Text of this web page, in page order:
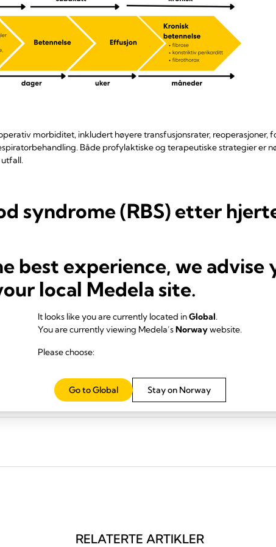
morbiditet, inkludert høyere transfusjonsrater, reoperasjoner,
Både profylaktiske og terapeutiske strategier er
syndrome (RBS) etter
kirurgi er avgjørende for bedre behandlingsresultater. En nyere
på retained blood syndrome (RBS) og tilhørende
for aktiv rensing av drenasjeslanger (ATC-teknologi) og bærbare
konvensjonell drenasje når det gjelder å redusere behovet for RBS-
forekomst av tidlig reoperasjon for blødning, redusert forekomst
av erytrocyttkonsentrat (RBC), samt lavere ressursbruk.
av denne studien, eller
RELATERTE ARTIKLER
best experience, we advise
local Medela site.
It looks like you are currently located inGlobal.
You are currently viewing Medela’sNorwaywebsite.
Please choose:
Stay on Norway
Go to Global